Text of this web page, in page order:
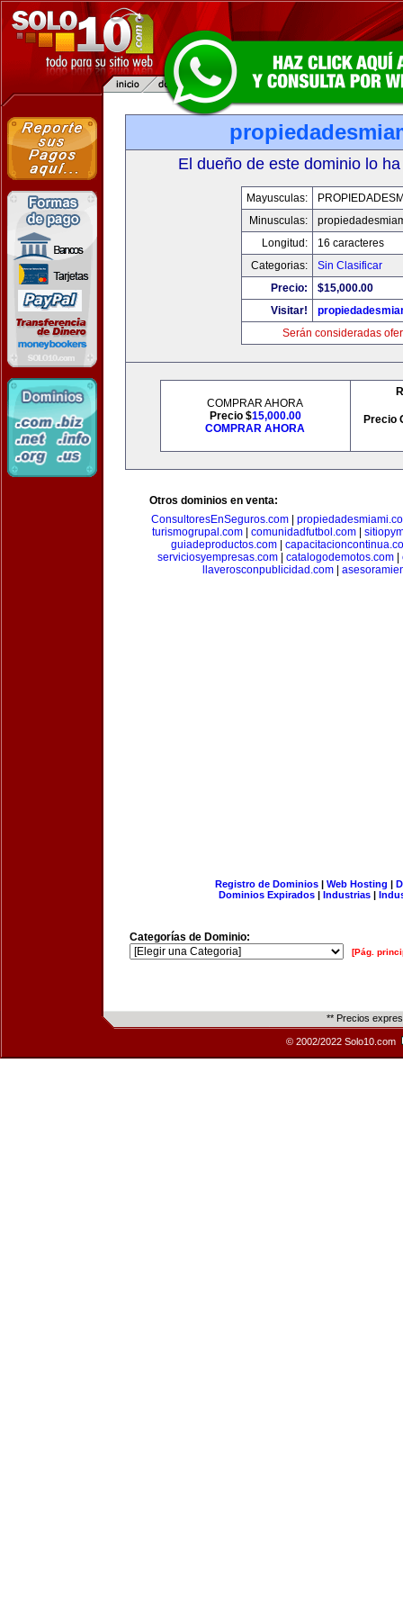
El dueño de este dominio lo
Mayusculas:
Minusculas:
Longitud:
16 caracteres
Categorias:
Sin Clasificar
Precio:
$15,000.00
Visitar!
Serán consideradas
COMPRAR AHORA
Precio $15,000.00
COMPRAR AHORA
Precio
Otros dominios en venta:
ConsultoresEnSeguros.com
turismogrupal.com| comunidadfutbol.com|
guiadeproductos.com|
serviciosyempresas.com
catalogodemotos.com
llaverosconpublicidad.com|
Registro de Dominios| Web Hosting |
Dominios Expirados | Industrias |
Categorías de Dominio:
[Pág.
** Precios
© 2002/2022 Solo10.com